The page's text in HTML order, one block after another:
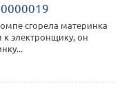
сгорела материнка
к электронщику, он